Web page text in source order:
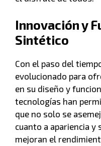
Innovación y
Sintético
Con el paso del
evolucionado para
en su diseño y
tecnologías han
que no solo se
cuanto a apariencia y
mejoran el